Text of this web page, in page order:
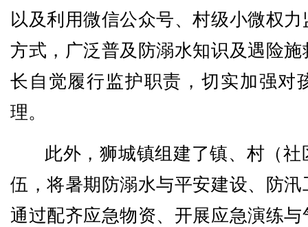
以及利用微信公众号、村级小微权
方式，广泛普及防溺水知识及遇险
长自觉履行监护职责，切实加强对
理。
此外，狮城镇组建了镇、村（
伍，将暑期防溺水与平安建设、防
通过配齐应急物资、开展应急演练